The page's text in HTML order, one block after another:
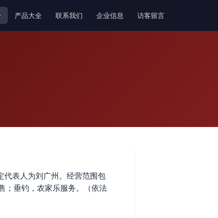
产品大全 联系我们 企业信息 访客留言
表人为刘广州。经营范围包
；垂钓，农家乐服务。（依法